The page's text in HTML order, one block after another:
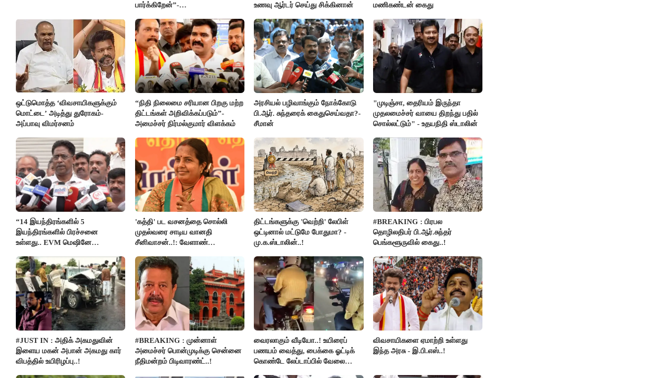
பார்க்கிறேன்”-
உணவு ஆர்டர் செய்து சிக்கினான்
மணிகண்டன் கைது
ஒட்டுமொத்த ‘விவசாயிகளுக்கும்
மொட்டை’ அடித்து துரோகம்-
அப்பாவு விமர்சனம்
“நிதி நிலைமை சரியான பிறகு மற்ற
திட்டங்கள் அறிவிக்கப்படும்”-
அமைச்சர் நிர்மல்குமார் விளக்கம்
அரசியல் பழிவாங்கும் நோக்கோடு
பி.ஆர். சுந்தரைக் கைதுசெய்வதா?-
சீமான்
"முடிஞ்சா, தைரியம் இருந்தா
முதலமைச்சர் வாயை திறந்து பதில்
சொல்லட்டும்" - உதயநிதி ஸ்டாலின்
“14 இயந்திரங்களில் 5
இயந்திரங்களில் பிரச்சனை
உள்ளது.. EVM மெஷினே
இளங்கோ
'கத்தி' பட வசனத்தை சொல்லி
முதல்வரை சாடிய வானதி
சீனிவாசன்..!: வேளாண்
திட்டங்களுக்கு 'வெற்றி' லேபிள்
ஒட்டினால் மட்டுமே போதுமா? -
மு.க.ஸ்டாலின்..!
#BREAKING : பிரபல
தொழிலதிபர் பி.ஆர்.சுந்தர்
பெங்களூருவில் கைது..!
#JUST IN : அதிக் அகமதுவின்
இளைய மகன் அபான் அகமது கார்
விபத்தில் உயிரிழப்பு..!
#BREAKING : முன்னாள்
அமைச்சர் பொன்முடிக்கு சென்னை
நீதிமன்றம் பிடிவாரண்ட்..!
வைரலாகும் வீடியோ..! உயிரைப்
பணயம் வைத்து, பைக்கை ஓட்டிக்
கொண்டே லேப்டாப்பில் வேலை
விவசாயிகளை ஏமாற்றி உள்ளது
இந்த அரசு - இ.பி.எஸ்..!